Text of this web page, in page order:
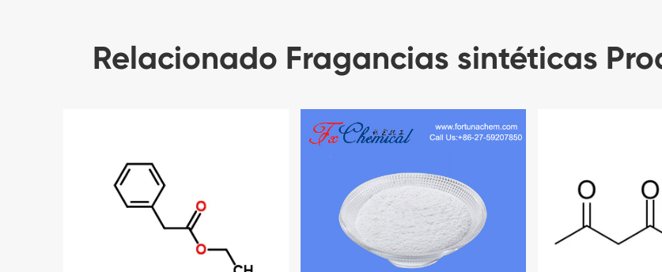
Relacionado Fragancias sintéticas